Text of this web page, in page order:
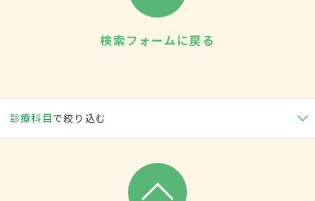
検索フォームに戻る
診療科目で絞り込む